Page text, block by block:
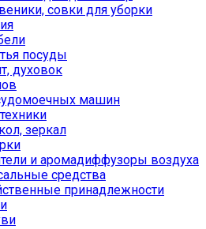
совки для уборки
посуды
духовок
машин
зеркал
и аромадиффузоры воздуха
средства
принадлежности